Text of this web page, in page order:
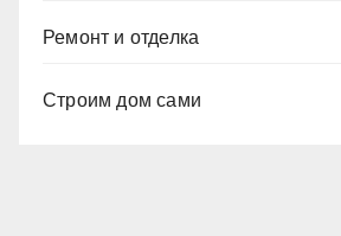
Ремонт и отделка
Строим дом сами